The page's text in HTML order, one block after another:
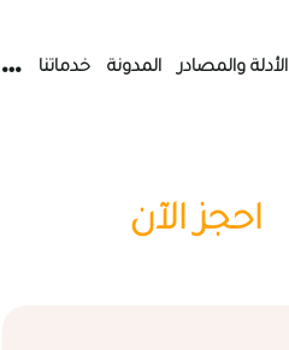
الأدلة والمصادر المدونة خدماتنا
احجز الآن